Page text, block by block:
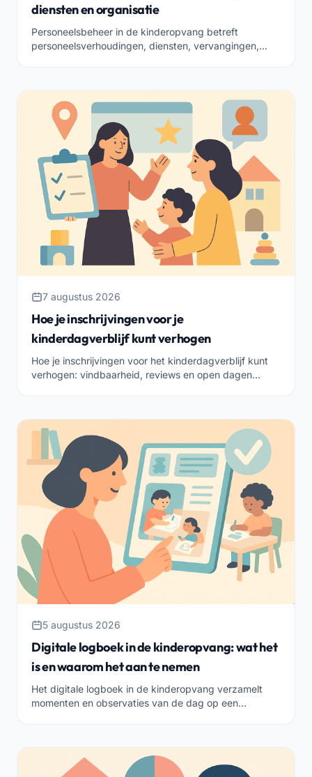
diensten en organisatie
Personeelsbeheer in de kinderopvang betreft
personeelsverhoudingen, diensten, vervangingen,
7 augustus 2026
Hoe je inschrijvingen voor je
kinderdagverblijf kunt verhogen
Hoe je inschrijvingen voor het kinderdagverblijf kunt
verhogen: vindbaarheid, reviews en open dagen
5 augustus 2026
Digitale logboek in de kinderopvang: wat het
is en waarom het aan te nemen
Het digitale logboek in de kinderopvang verzamelt
momenten en observaties van de dag op een